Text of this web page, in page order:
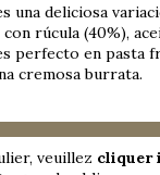
una deliciosa
rúcula (40%),
perfecto en pasta
cremosa burrata.
veuillez cliquer